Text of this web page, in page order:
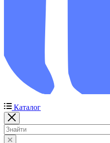
Каталог